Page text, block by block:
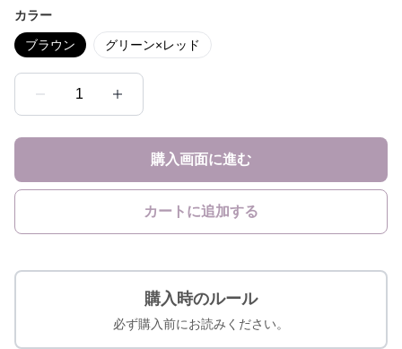
カラー
ブラウン グリーン×レッド
1
購入画面に進む
カートに追加する
購入時のルール
必ず購入前にお読みください。